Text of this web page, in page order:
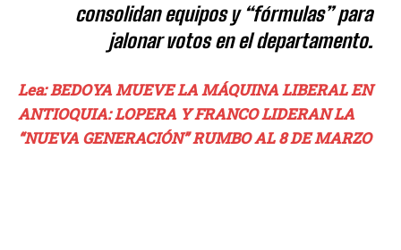
consolidan equipos y “fórmulas” para
jalonar votos en el departamento.
Lea: BEDOYA MUEVE LA MÁQUINA LIBERAL EN
ANTIOQUIA: LOPERA Y FRANCO LIDERAN LA
“NUEVA GENERACIÓN” RUMBO AL 8 DE MARZO